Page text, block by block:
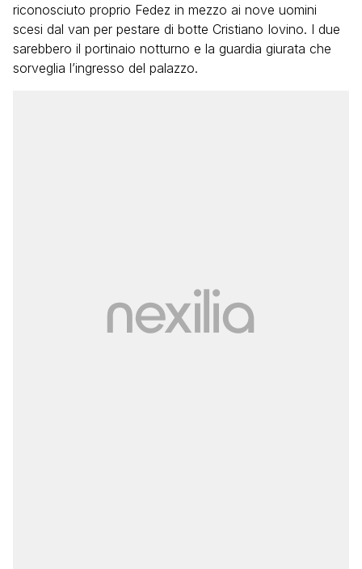
riconosciuto proprio Fedez in mezzo ai nove uomini
scesi dal van per pestare di botte Cristiano Iovino. I due
sarebbero il portinaio notturno e la guardia giurata che
sorveglia l’ingresso del palazzo.